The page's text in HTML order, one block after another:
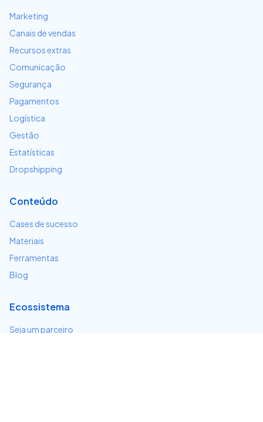
Marketing
Canais de vendas
Recursos extras
Comunicação
Segurança
Pagamentos
Logística
Gestão
Estatísticas
Dropshipping
Conteúdo
Cases de sucesso
Materiais
Ferramentas
Blog
Ecossistema
Seja um parceiro